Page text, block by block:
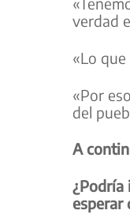
verdad
«Lo
«Por
del
A
¿Podría
esperar